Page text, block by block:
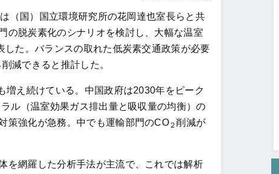
（国）国立環境研究所の花岡達也室長らと共
の脱炭素化のシナリオを検討し、大幅な温室
た。バランスの取れた低炭素交通政策が必要
減できると推計した。
増え続けている。中国政府は2030年をピーク
ル（温室効果ガス排出量と吸収量の均衡）の
策強化が急務。中でも運輸部門のCO ２ 削減が
網羅した分析手法が主流で、これでは解析